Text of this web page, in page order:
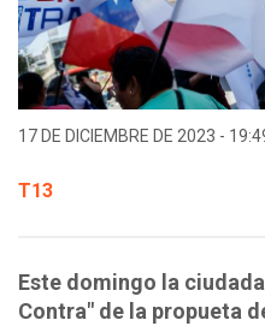
17 DE DICIEMBRE DE 2023 -
T13
Este domingo la
Contra" de la propueta